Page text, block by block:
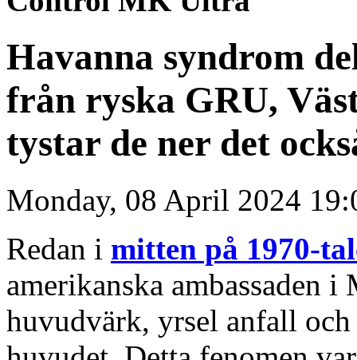
Havanna syndrom
från ryska GRU,
tystar de ner det
Monday, 08 April 2024
Redan i mitten på 1970-
amerikanska ambassaden
huvudvärk, yrsel anfall